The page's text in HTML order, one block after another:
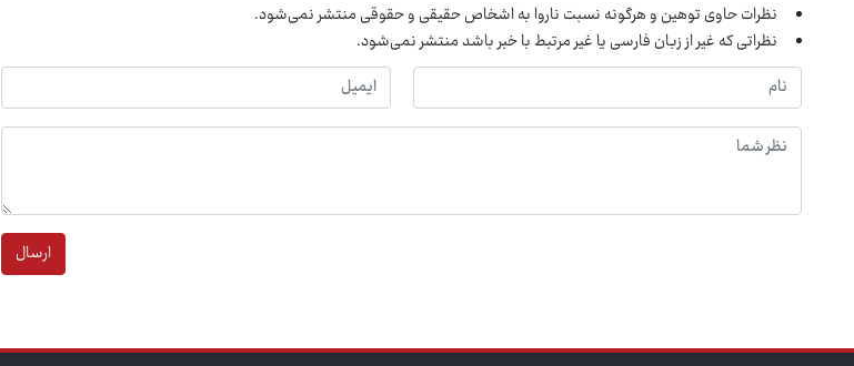
نظرات حاوی توهین و هرگونه نسبت ناروا به اشخاص حقیقی و حقوقی منتشر نمی‌شود.
نظراتی که غیر از زبان فارسی یا غیر مرتبط با خبر باشد منتشر نمی‌شود.
ارسال